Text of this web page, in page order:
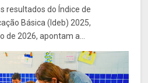
resultados do Índice de
Básica (Ideb) 2025,
de 2026, apontam a...